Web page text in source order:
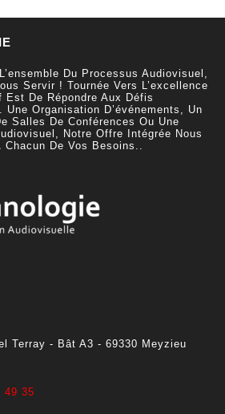
Du Processus Audiovisuel,
Servir ! Tournée Vers L’excellence
De Répondre Aux Défis
Une Organisation D’événements, Un
Salles De Conférences Ou Une
Notre Offre Intégrée Nous
Chacun De Vos Besoins..
Terray - Bât A3 - 69330 Meyzieu
49 35